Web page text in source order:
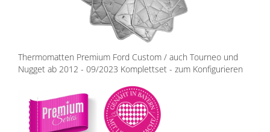
Thermomatten Premium Ford Custom / auch Tourneo und
Nugget ab 2012 - 09/2023 Komplettset - zum Konfigurieren